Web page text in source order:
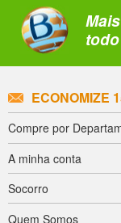
ECONOMIZE
Compre por
A minha conta
Socorro
Quem Somos